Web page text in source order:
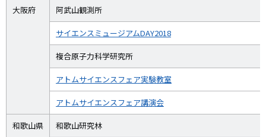
大阪府 阿武山観測所
サイエンスミュージアムDAY2018
複合原子力科学研究所
アトムサイエンスフェア実験教室
アトムサイエンスフェア講演会
和歌山県 和歌山研究林